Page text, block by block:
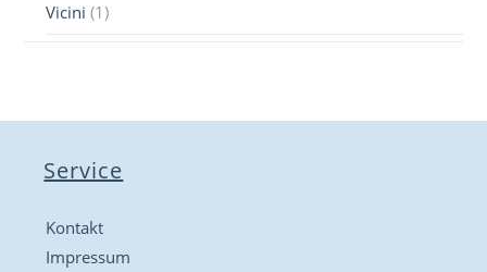
Vicini (1)
Service
Kontakt
Impressum